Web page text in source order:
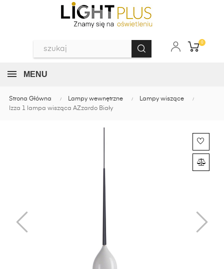
0
MENU
Strona Główna Lampy wewnętrzne
Lampy wiszące
Izza 1 lampa wisząca AZzardo Biały